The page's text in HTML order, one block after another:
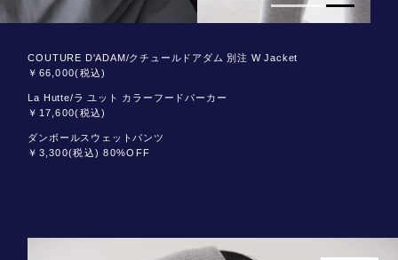
COUTURE D'ADAM/クチュールドアダム 別注 W Jacket
￥66,000(税込)
La Hutte/ラ ユット カラーフードパーカー
￥17,600(税込)
ダンボールスウェットパンツ
￥3,300(税込) 80%OFF